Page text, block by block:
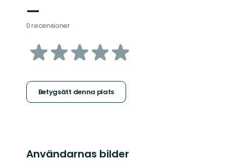
—
0 recensioner
av
stjärnor
Betygsätt denna plats
Användarnas bilder